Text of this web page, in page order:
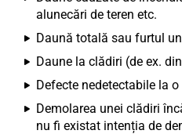
alunecări de teren etc.
Daună totală sau furtul
Daune la clădiri (de ex.
Defecte nedetectabile la
Demolarea unei clădiri
nu fi existat intenția de